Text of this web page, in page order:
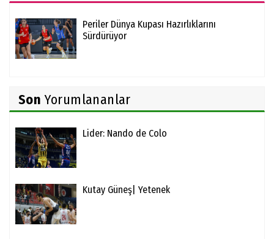
Periler Dünya Kupası Hazırlıklarını
Sürdürüyor
Son Yorumlananlar
Lider: Nando de Colo
Kutay Güneş| Yetenek